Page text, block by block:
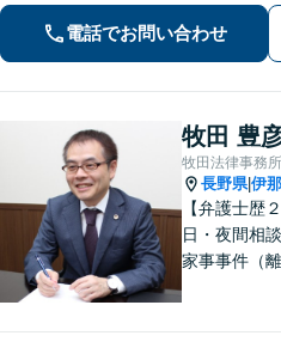
電話でお問い合わせ
牧田 豊
牧田法律事務所
長野県|伊
【弁護士歴
日・夜間相
家事事件（
まで幅広い